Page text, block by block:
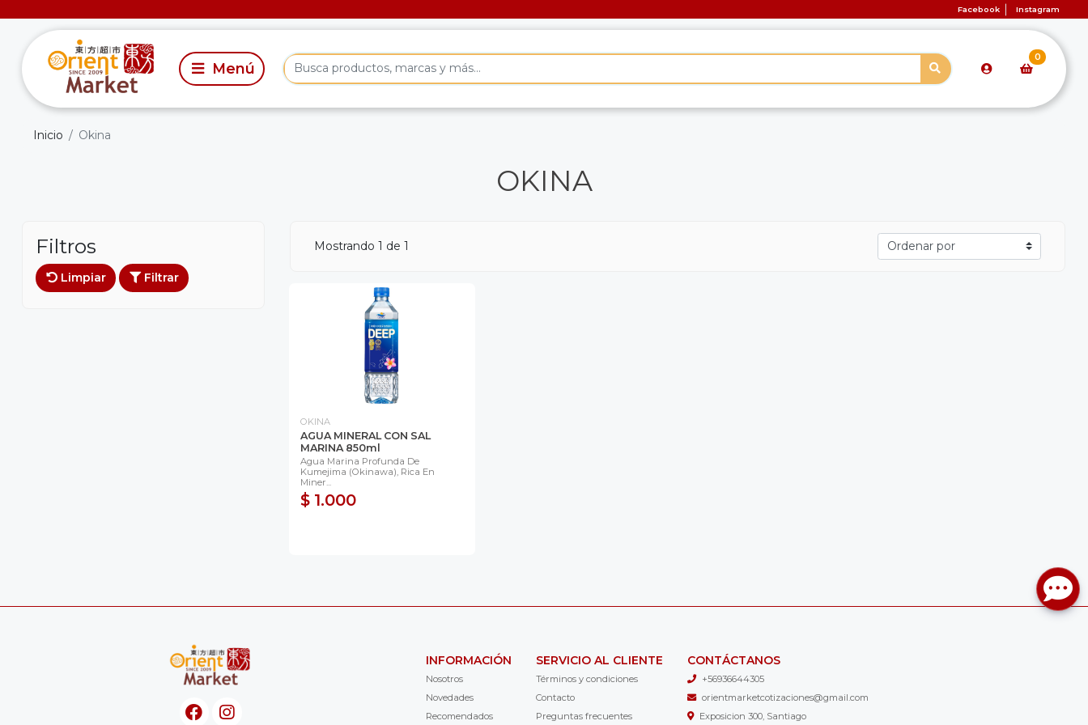
Facebook Instagram
0
Inicio Okina
OKINA
Filtros
Limpiar Filtrar
Mostrando 1 de 1
OKINA
AGUA MINERAL CON SAL
MARINA 850ml
Agua Marina Profunda De
Kumejima (Okinawa), Rica En
Miner...
$ 1.000
INFORMACIÓN
Nosotros
Novedades
Recomendados
SERVICIO AL CLIENTE
Términos y condiciones
Contacto
Preguntas frecuentes
CONTÁCTANOS
+56936644305
orientmarketcotizaciones@gmail.com
Exposicion 300, Santiago